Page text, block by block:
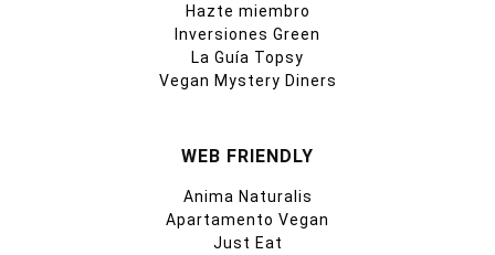
Hazte miembro
Inversiones Green
La Guía Topsy
Vegan Mystery Diners
WEB FRIENDLY
Anima Naturalis
Apartamento Vegan
Just Eat